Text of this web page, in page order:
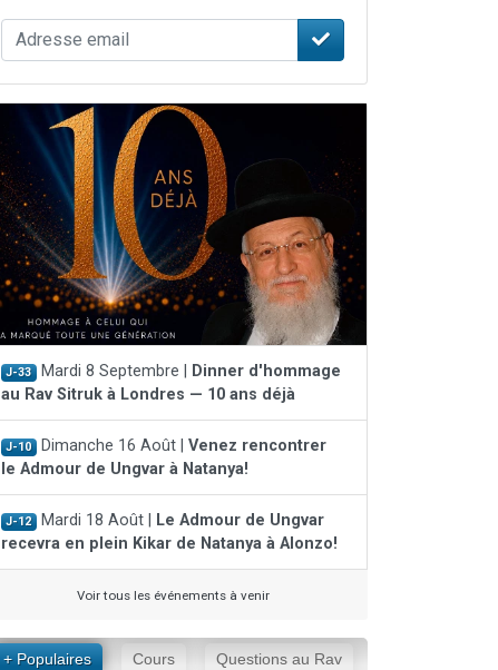
J-33 Mardi 8 Septembre |
Dinner d'hommage
au Rav Sitruk à Londres — 10 ans déjà
J-10 Dimanche 16 Août | Venez rencontrer
le Admour de Ungvar à Natanya!
J-12 Mardi 18 Août |
Le Admour de Ungvar
recevra en plein Kikar de Natanya à Alonzo!
Voir tous les événements à venir
+ Populaires Cours Questions au Rav